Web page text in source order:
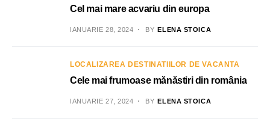
Cel mai mare acvariu din europa
IANUARIE 28, 2024 BY ELENA STOICA
LOCALIZAREA DESTINATIILOR DE VACANTA
Cele mai frumoase mănăstiri din românia
IANUARIE 27, 2024 BY ELENA STOICA